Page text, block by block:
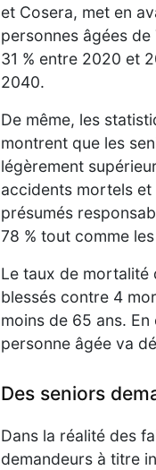
et Cosera, met en
personnes âgées
31 % entre 2020 et
2040.
De même, les
montrent que les
légèrement
accidents mortels
présumés
78 % tout comme
Le taux de mortalité
blessés contre 4
moins de 65 ans.
personne âgée va
Des seniors
Dans la réalité des
demandeurs à titre